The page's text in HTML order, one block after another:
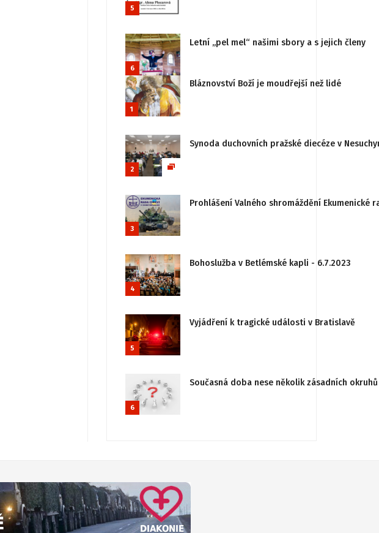
5
6
Letní „pel mel“ našimi sbory a s jejich členy
1
Bláznovství Boží je moudřejší než lidé
2
Synoda duchovních pražské diecéze v
3
Prohlášení Valného shromáždění
4
Bohoslužba v Betlémské kapli - 6.7.2023
5
Vyjádření k tragické události v Bratislavě
6
Současná doba nese několik zásadních